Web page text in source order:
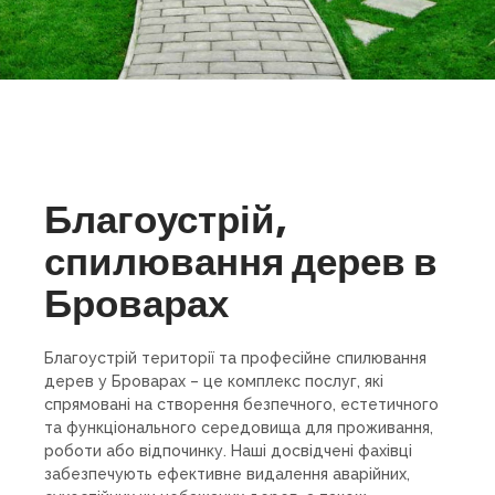
Благоустрій,
спилювання дерев в
Броварах
Благоустрій території та професійне спилювання
дерев у Броварах – це комплекс послуг, які
спрямовані на створення безпечного, естетичного
та функціонального середовища для проживання,
роботи або відпочинку. Наші досвідчені фахівці
забезпечують ефективне видалення аварійних,